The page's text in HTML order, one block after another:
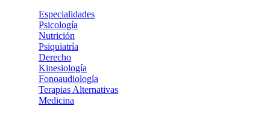
Especialidades
Psicología
Nutrición
Psiquiatría
Derecho
Kinesiología
Fonoaudiología
Terapias Alternativas
Medicina